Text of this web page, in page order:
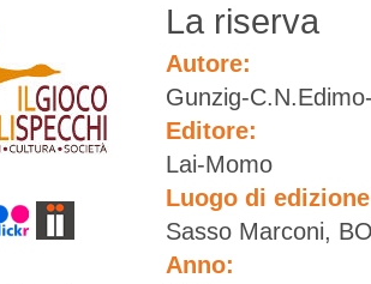
La riserva
Autore:
Gunzig-
Editore:
Lai-Momo
Luogo di
Sasso Marconi,
Anno: